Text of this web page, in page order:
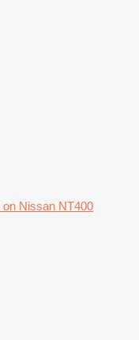
on Nissan NT400